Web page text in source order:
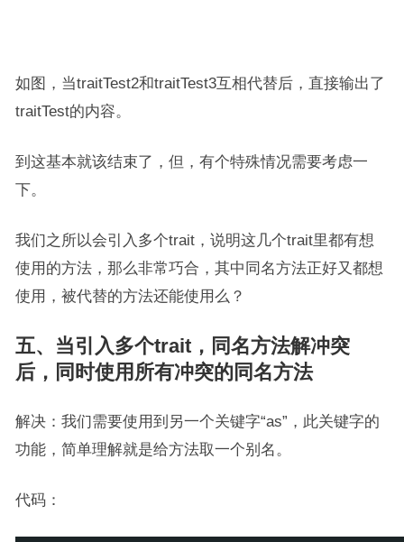
如图，当traitTest2和traitTest3互相代替后，直接输出了
traitTest的内容。
到这基本就该结束了，但，有个特殊情况需要考虑一
下。
我们之所以会引入多个trait，说明这几个trait里都有想
使用的方法，那么非常巧合，其中同名方法正好又都想
使用，被代替的方法还能使用么？
五、当引入多个trait，同名方法解冲突
后，同时使用所有冲突的同名方法
解决：我们需要使用到另一个关键字“as”，此关键字的
功能，简单理解就是给方法取一个别名。
代码：